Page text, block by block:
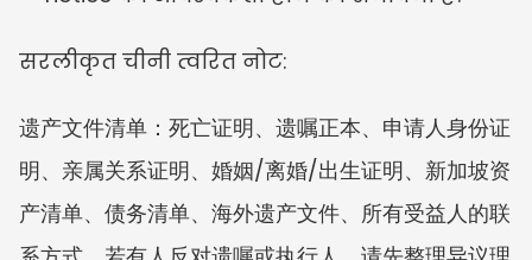
सरलीकृत चीनी त्वरित नोट:
遗产文件清单：死亡证明、遗嘱正本、申请人身份证
明、亲属关系证明、婚姻/离婚/出生证明、新加坡资
产清单、债务清单、海外遗产文件、所有受益人的联